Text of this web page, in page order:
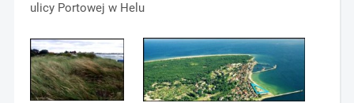
ulicy Portowej w Helu